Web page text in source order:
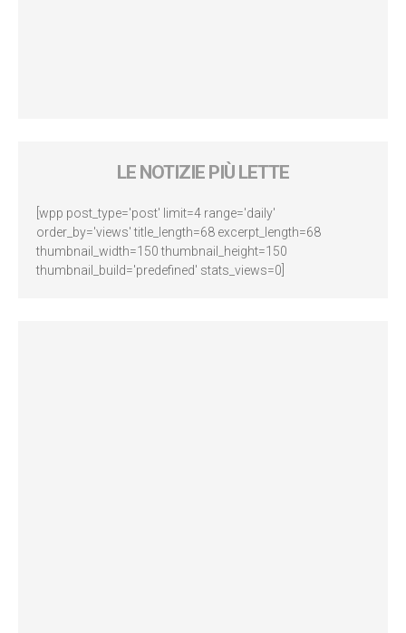
LE NOTIZIE PIÙ LETTE
[wpp post_type='post' limit=4 range='daily'
order_by='views' title_length=68 excerpt_length=68
thumbnail_width=150 thumbnail_height=150
thumbnail_build='predefined' stats_views=0]